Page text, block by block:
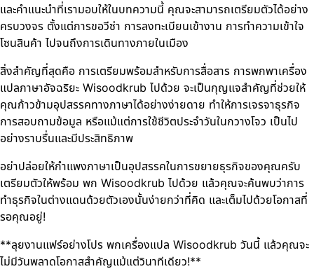
และคำแนะนำที่เรามอบให้ในบทความนี้ คุณจะสามารถเตรียมตัวได้อย่าง
ครบวงจร ตั้งแต่การขอวีซ่า การลงทะเบียนเข้างาน การทำความเข้าใจ
โซนสินค้า ไปจนถึงการเดินทางภายในเมือง
สิ่งสำคัญที่สุดคือ การเตรียมพร้อมสำหรับการสื่อสาร การพกพาเครื่อง
แปลภาษาอัจฉริยะ Wisoodkrub ไปด้วย จะเป็นกุญแจสำคัญที่ช่วยให้
คุณก้าวข้ามอุปสรรคทางภาษาได้อย่างง่ายดาย ทำให้การเจรจาธุรกิจ
การสอบถามข้อมูล หรือแม้แต่การใช้ชีวิตประจำวันในกวางโจว เป็นไป
อย่างราบรื่นและมีประสิทธิภาพ
อย่าปล่อยให้กำแพงภาษาเป็นอุปสรรคในการขยายธุรกิจของคุณครับ
เตรียมตัวให้พร้อม พก Wisoodkrub ไปด้วย แล้วคุณจะค้นพบว่าการ
ทำธุรกิจในต่างแดนด้วยตัวเองนั้นง่ายกว่าที่คิด และเต็มไปด้วยโอกาสที่
รอคุณอยู่!
**ลุยงานแฟร์อย่างโปร พกเครื่องแปล Wisoodkrub วันนี้ แล้วคุณจะ
ไม่มีวันพลาดโอกาสสำคัญแม้แต่วินาทีเดียว!**